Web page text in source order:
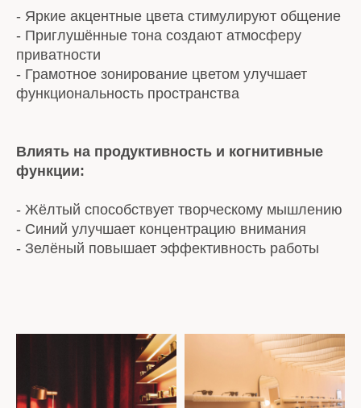
- Яркие акцентные цвета стимулируют общение
- Приглушённые тона создают атмосферу
приватности
- Грамотное зонирование цветом улучшает
функциональность пространства
Влиять на продуктивность и когнитивные
функции:
- Жёлтый способствует творческому мышлению
- Синий улучшает концентрацию внимания
- Зелёный повышает эффективность работы